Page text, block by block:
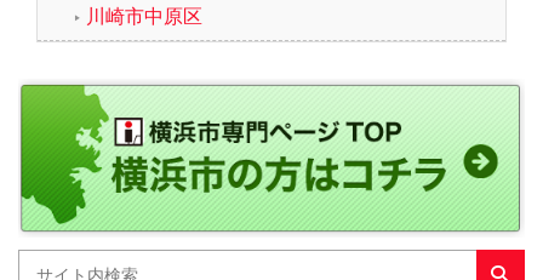
川崎市中原区